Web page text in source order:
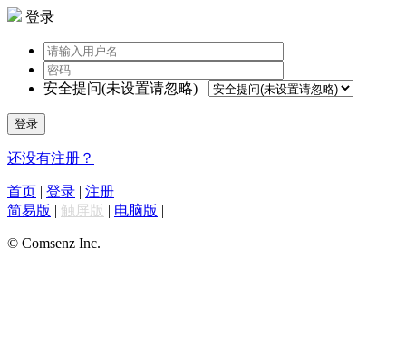
登录
安全提问(未设置请忽略)
登录
还没有注册？
首页 | 登录 | 注册
简易版 | 触屏版 | 电脑版 |
© Comsenz Inc.